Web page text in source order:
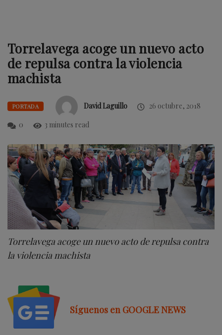
Torrelavega acoge un nuevo acto
de repulsa contra la violencia
machista
PORTADA David Laguillo
26 octubre, 2018
0
3 minutes read
Torrelavega acoge un nuevo acto de repulsa contra
la violencia machista
Síguenos en GOOGLE NEWS